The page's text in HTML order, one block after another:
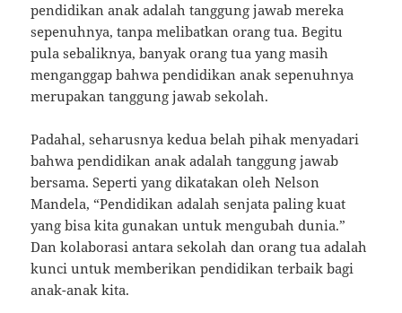
pendidikan anak adalah tanggung jawab mereka
sepenuhnya, tanpa melibatkan orang tua. Begitu
pula sebaliknya, banyak orang tua yang masih
menganggap bahwa pendidikan anak sepenuhnya
merupakan tanggung jawab sekolah.
Padahal, seharusnya kedua belah pihak menyadari
bahwa pendidikan anak adalah tanggung jawab
bersama. Seperti yang dikatakan oleh Nelson
Mandela, “Pendidikan adalah senjata paling kuat
yang bisa kita gunakan untuk mengubah dunia.”
Dan kolaborasi antara sekolah dan orang tua adalah
kunci untuk memberikan pendidikan terbaik bagi
anak-anak kita.